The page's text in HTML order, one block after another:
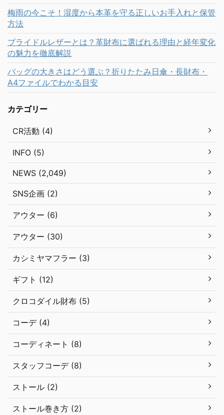
梅雨の今こそ！湿度から本革を守る正しいお手入れと保管
方法
ブライドルレザーとは？革財布に選ばれる理由と経年変化
の魅力を徹底解説
バッグの大きさはどう選ぶ？折りたたみ日傘・長財布・
A4ファイルでわかる目安
カテゴリー
CR活動 (4)
INFO (5)
NEWS (2,049)
SNS企画 (2)
アウター (6)
アウター (30)
カシミヤマフラー (3)
ギフト (12)
クロコダイル財布 (5)
コーデ (4)
コーディネート (8)
スタッフコーデ (8)
ストール (2)
ストール巻き方 (2)